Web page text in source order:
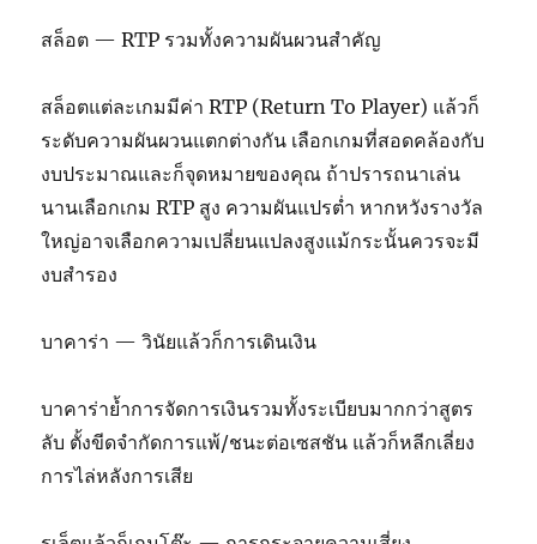
สล็อต — RTP รวมทั้งความผันผวนสำคัญ
สล็อตแต่ละเกมมีค่า RTP (Return To Player) แล้วก็
ระดับความผันผวนแตกต่างกัน เลือกเกมที่สอดคล้องกับ
งบประมาณและก็จุดหมายของคุณ ถ้าปรารถนาเล่น
นานเลือกเกม RTP สูง ความผันแปรต่ำ หากหวังรางวัล
ใหญ่อาจเลือกความเปลี่ยนแปลงสูงแม้กระนั้นควรจะมี
งบสำรอง
บาคาร่า — วินัยแล้วก็การเดินเงิน
บาคาร่าย้ำการจัดการเงินรวมทั้งระเบียบมากกว่าสูตร
ลับ ตั้งขีดจำกัดการแพ้/ชนะต่อเซสชัน แล้วก็หลีกเลี่ยง
การไล่หลังการเสีย